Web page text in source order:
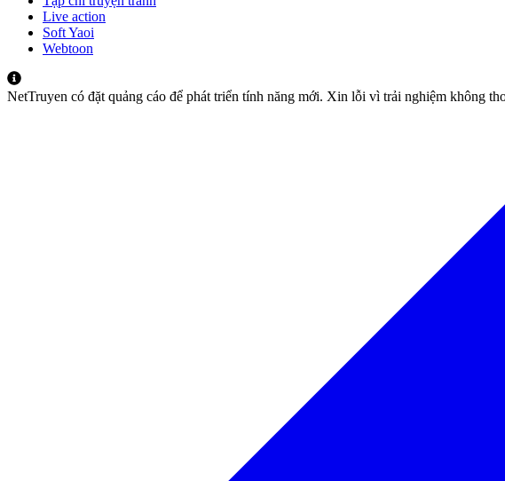
Live action
Soft Yaoi
Webtoon
NetTruyen có đặt quảng cáo để phát triển tính năng mới. Xin lỗi vì trải nghiệm không